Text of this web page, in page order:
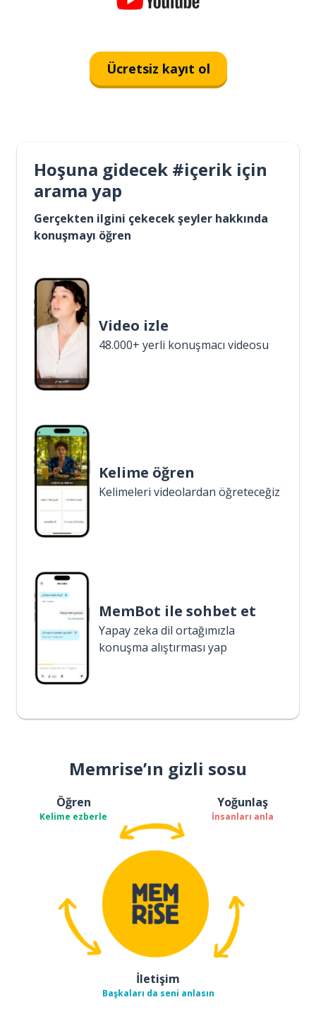
Ücretsiz kayıt ol
Hoşuna gidecek #içerik için
arama yap
Gerçekten ilgini çekecek şeyler hakkında
konuşmayı öğren
Video izle
48.000+ yerli konuşmacı videosu
Kelime öğren
Kelimeleri videolardan öğreteceğiz
MemBot ile sohbet et
Yapay zeka dil ortağımızla
konuşma alıştırması yap
Memrise’ın gizli sosu
Öğren
Kelime ezberle
Yoğunlaş
İnsanları anla
İletişim
Başkaları da seni anlasın